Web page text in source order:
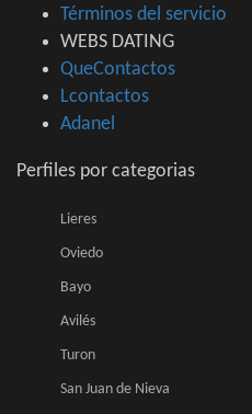
Términos del servicio
WEBS DATING
QueContactos
Lcontactos
Adanel
Perfiles por categorias
Lieres
Oviedo
Bayo
Avilés
Turon
San Juan de Nieva